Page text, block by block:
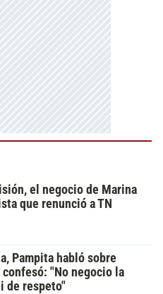
el negocio de Marina
que renunció a TN
Pampita habló sobre
"No negocio la
de respeto"